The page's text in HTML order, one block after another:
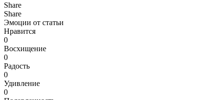
Share
Share
Эмоции от статьи
Нравится
0
Восхищение
0
Радость
0
Удивление
0